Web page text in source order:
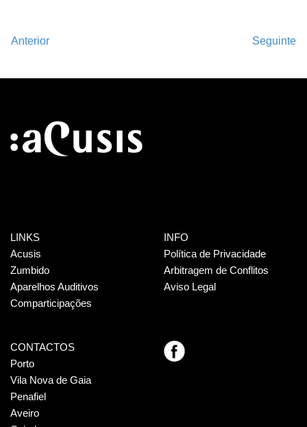
Anterior Seguinte
LINKS
Acusis
Zumbido
Aparelhos Auditivos
Comparticipações
INFO
Política de Privacidade
Arbitragem de Conflitos
Aviso Legal
CONTACTOS
Porto
Vila Nova de Gaia
Penafiel
Aveiro